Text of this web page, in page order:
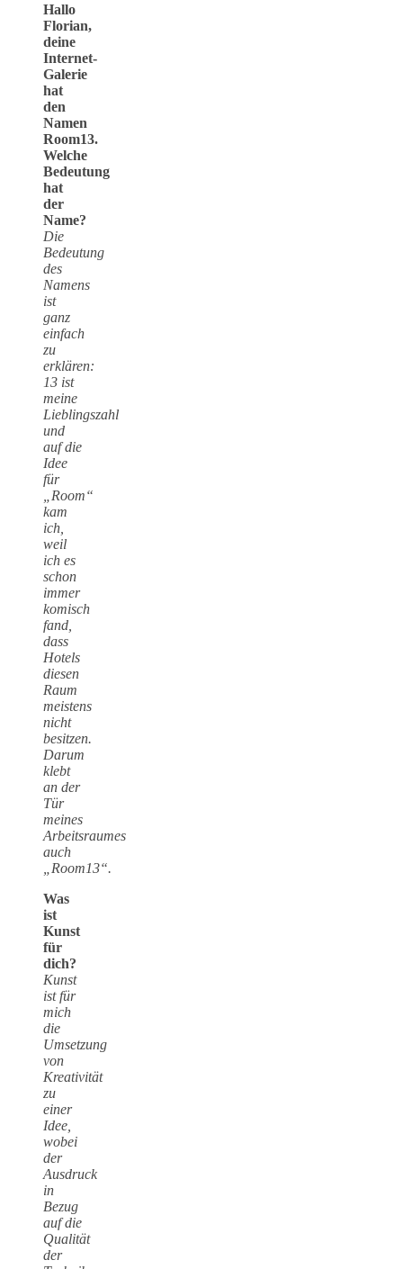
Hallo
Florian,
deine
Internet-
Galerie
hat
den
Namen
Room13.
Welche
Bedeutung
hat
der
Name?
Die
Bedeutung
des
Namens
ist
ganz
einfach
zu
erklären:
13 ist
meine
Lieblingszahl
und
auf die
Idee
für
„Room“
kam
ich,
weil
ich es
schon
immer
komisch
fand,
dass
Hotels
diesen
Raum
meistens
nicht
besitzen.
Darum
klebt
an der
Tür
meines
Arbeitsraumes
auch
„Room13“.
Was
ist
Kunst
für
dich?
Kunst
ist für
mich
die
Umsetzung
von
Kreativität
zu
einer
Idee,
wobei
der
Ausdruck
in
Bezug
auf die
Qualität
der